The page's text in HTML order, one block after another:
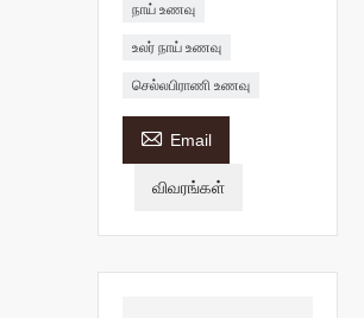
நாய் உணவு
உலர் நாய் உணவு
செல்லபிராணி உணவு
 Email
விவரங்கள்